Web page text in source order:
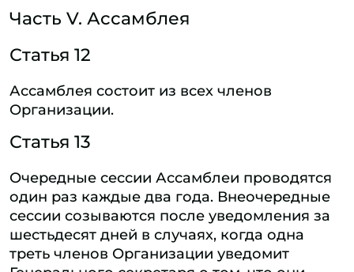
Часть V. Ассамблея
Статья 12
Ассамблея состоит из всех членов
Организации.
Статья 13
Очередные сессии Ассамблеи проводятся
один раз каждые два года. Внеочередные
сессии созываются после уведомления за
шестьдесят дней в случаях, когда одна
треть членов Организации уведомит